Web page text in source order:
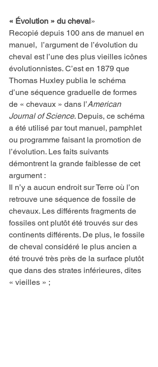
« Évolution » du cheval»
Recopié depuis 100 ans de manuel en
manuel,  l’argument de l’évolution du
cheval est l’une des plus vieilles icônes
évolutionnistes. C’est en 1879 que
Thomas Huxley publia le schéma
d’une séquence graduelle de formes
de « chevaux » dans l’American
Journal of Science. Depuis, ce schéma
a été utilisé par tout manuel, pamphlet
ou programme faisant la promotion de
l’évolution. Les faits suivants
démontrent la grande faiblesse de cet
argument :
Il n’y a aucun endroit sur Terre où l’on
retrouve une séquence de fossile de
chevaux. Les différents fragments de
fossiles ont plutôt été trouvés sur des
continents différents. De plus, le fossile
de cheval considéré le plus ancien a
été trouvé très près de la surface plutôt
que dans des strates inférieures, dites
« vieilles » ;